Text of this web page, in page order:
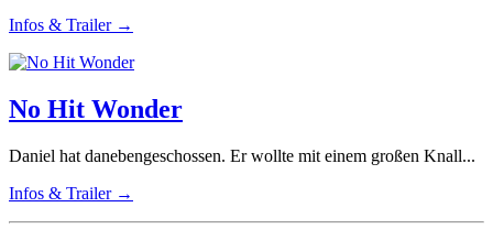
Infos & Trailer →
No Hit Wonder
Daniel hat danebengeschossen. Er wollte mit einem großen Knall...
Infos & Trailer →